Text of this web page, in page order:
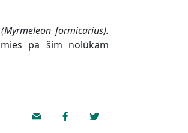
(Myrmeleon formicarius).
pa šim nolūkam